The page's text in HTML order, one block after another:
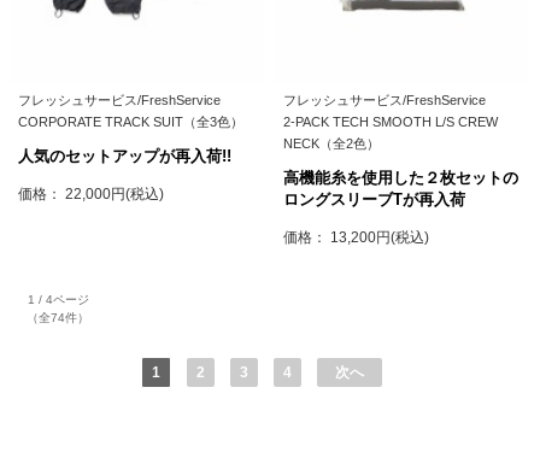
フレッシュサービス/FreshService
CORPORATE TRACK SUIT（全3色）
人気のセットアップが再入荷!!
価格： 22,000円(税込)
フレッシュサービス/FreshService
2-PACK TECH SMOOTH L/S CREW
NECK（全2色）
高機能糸を使用した２枚セットの
ロングスリーブTが再入荷
価格： 13,200円(税込)
1 / 4ページ
（全74件）
1 2 3 4 次へ